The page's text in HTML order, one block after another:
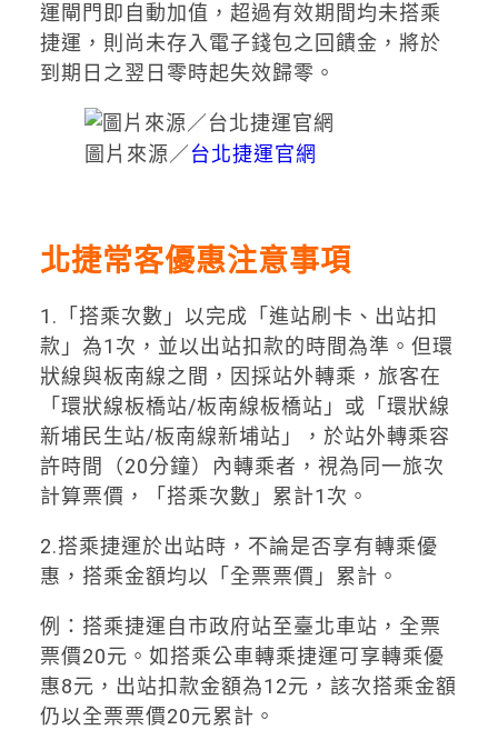
運閘門即自動加值，超過有效期間均未搭乘
捷運，則尚未存入電子錢包之回饋金，將於
到期日之翌日零時起失效歸零。
圖片來源／台北捷運官網
北捷常客優惠注意事項
1.「搭乘次數」以完成「進站刷卡、出站扣
款」為1次，並以出站扣款的時間為準。但環
狀線與板南線之間，因採站外轉乘，旅客在
「環狀線板橋站/板南線板橋站」或「環狀線
新埔民生站/板南線新埔站」，於站外轉乘容
許時間（20分鐘）內轉乘者，視為同一旅次
計算票價，「搭乘次數」累計1次。
2.搭乘捷運於出站時，不論是否享有轉乘優
惠，搭乘金額均以「全票票價」累計。
例：搭乘捷運自市政府站至臺北車站，全票
票價20元。如搭乘公車轉乘捷運可享轉乘優
惠8元，出站扣款金額為12元，該次搭乘金額
仍以全票票價20元累計。